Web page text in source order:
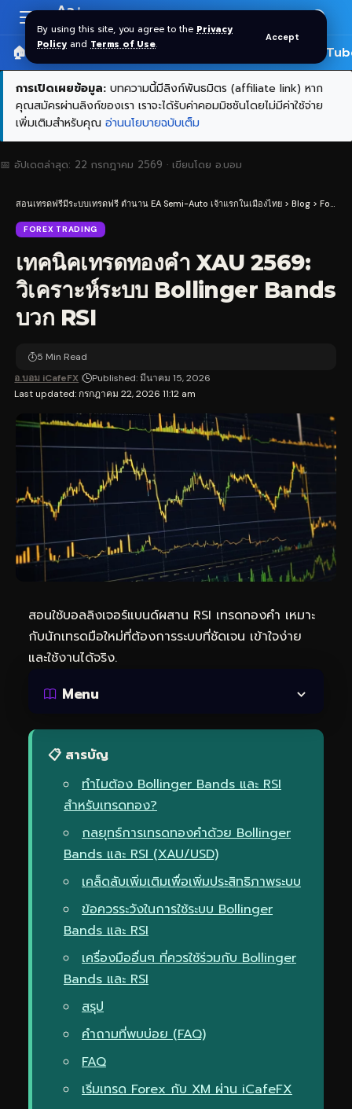
By using this site, you agree to the Privacy
Policy and Terms of Use.
Accept
Resizer
Aa
🏠 หน้าแรก ราคาทอง SPDR 🎬
การเปิดเผยข้อมูล: บทความนี้มีลิงก์พันธมิตร (affiliate link) หาก
คุณสมัครผ่านลิงก์ของเรา เราจะได้รับค่าคอมมิชชันโดยไม่มีค่าใช้จ่าย
เพิ่มเติมสำหรับคุณ อ่านนโยบายฉบับเต็ม
📅 อัปเดตล่าสุด: 22 กรกฎาคม 2569 · เขียนโดย อ.บอม
สอนเทรดฟรีมีระบบเทรดฟรี ตำนาน EA Semi-Auto เจ้าแรกในเมืองไทย > Blog > Forex Trading
FOREX TRADING
เทคนิคเทรดทองคำ XAU 2569:
วิเคราะห์ระบบ Bollinger Bands
บวก RSI
Last updated: กรกฎาคม 22, 2026 11:12 am
อ.บอม iCafeFX Published: มีนาคม 15, 2026
5 Min Read
สอนใช้บอลลิงเจอร์แบนด์ผสาน RSI เทรดทองคำ เหมาะ
กับนักเทรดมือใหม่ที่ต้องการระบบที่ชัดเจน เข้าใจง่าย
และใช้งานได้จริง.
Menu
📋 สารบัญ
ทำไมต้อง Bollinger Bands และ RSI
สำหรับเทรดทอง?
กลยุทธ์การเทรดทองคำด้วย Bollinger
Bands และ RSI (XAU/USD)
เคล็ดลับเพิ่มเติมเพื่อเพิ่มประสิทธิภาพระบบ
ข้อควรระวังในการใช้ระบบ Bollinger
Bands และ RSI
เครื่องมืออื่นๆ ที่ควรใช้ร่วมกับ Bollinger
Bands และ RSI
สรุป
คำถามที่พบบ่อย (FAQ)
FAQ
เริ่มเทรด Forex กับ XM ผ่าน iCafeFX